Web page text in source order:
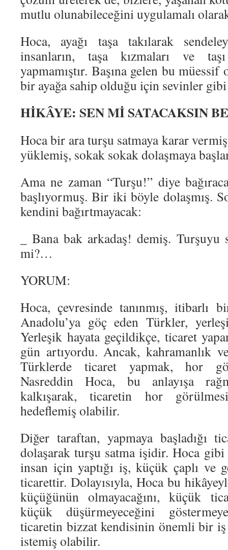
mutlu olunabileceğini uygulamalı
Hoca, ayağı taşa takılarak
insanların, taşa kızmaları ve
yapmamıştır. Başına gelen bu müessif
bir ayağa sahip olduğu için sevinler
HİKÂYE: SEN Mİ SATACAKSIN
Hoca bir ara turşu satmaya karar
yüklemiş, sokak sokak dolaşmaya
Ama ne zaman “Turşu!” diye
başlıyormuş. Bir iki böyle dolaşmış.
kendini bağırtmayacak:
_ Bana bak arkadaş! demiş. Turşuyu
mi?…
YORUM:
Hoca, çevresinde tanınmış, itibarlı
Anadolu’ya göç eden Türkler,
Yerleşik hayata geçildikçe, ticaret
gün artıyordu. Ancak, kahramanlık
Türklerde ticaret yapmak, hor
Nasreddin Hoca, bu anlayışa
kalkışarak, ticaretin hor
hedeflemiş olabilir.
Diğer taraftan, yapmaya başladığı
dolaşarak turşu satma işidir. Hoca gibi
insan için yaptığı iş, küçük çaplı ve
ticarettir. Dolayısıyla, Hoca bu
küçüğünün olmayacağını, küçük
küçük düşürmeyeceğini
ticaretin bizzat kendisinin önemli bir
istemiş olabilir.